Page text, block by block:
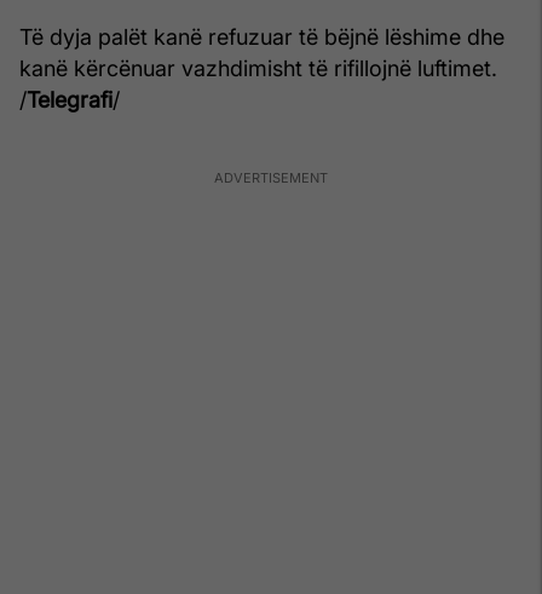
Të dyja palët kanë refuzuar të bëjnë lëshime dhe
kanë kërcënuar vazhdimisht të rifillojnë luftimet.
/Telegrafi/